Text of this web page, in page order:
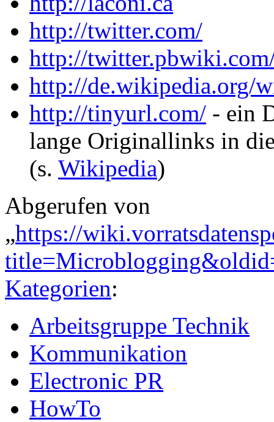
http://twitter.com/
http://
http://de.wikipedia.org/
http://tinyurl.com/ - ein
lange Originallinks in
(s. Wikipedia)
Abgerufen von
„https://
Kategorien:
Arbeitsgruppe Technik
Kommunikation
Electronic PR
HowTo